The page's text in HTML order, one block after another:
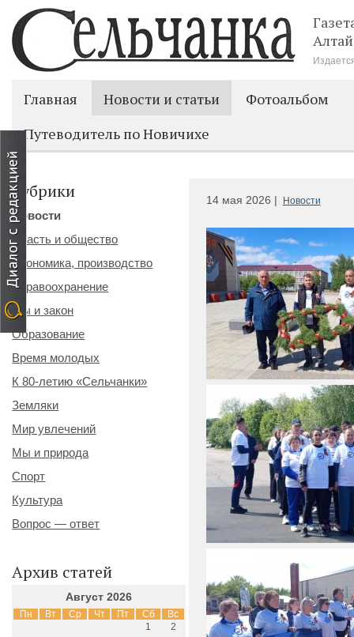
Главная Новости и статьи
Фотоальбом
Путеводитель по Новичихе
14 мая 2026 | Новости
Рубрики
Новости
Власть и общество
Экономика, производство
Здравоохранение
Мы и закон
Образование
Время молодых
К 80-летию «Сельчанки»
Земляки
Мир увлечений
Мы и природа
Спорт
Культура
Вопрос — ответ
Архив статей
Август 2026
Пн Вт Ср Чт Пт Сб Вс
1
2